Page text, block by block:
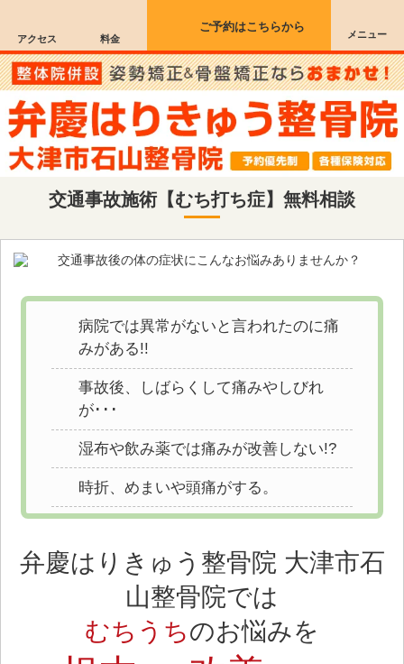
アクセス 料金
ご予約はこちらから
メニュー
交通事故施術【むち打ち症】無料相談
病院では異常がないと言われたのに痛
みがある!!
事故後、しばらくして痛みやしびれ
が･･･
湿布や飲み薬では痛みが改善しない!?
時折、めまいや頭痛がする。
弁慶はりきゅう整骨院 大津市石
山整骨院では
むちうちのお悩みを